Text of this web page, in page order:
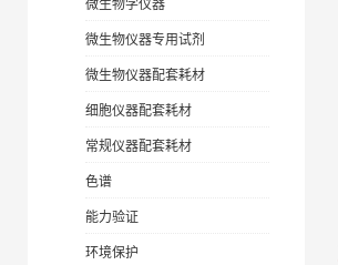
微生物学仪器
微生物仪器专用试剂
微生物仪器配套耗材
细胞仪器配套耗材
常规仪器配套耗材
色谱
能力验证
环境保护